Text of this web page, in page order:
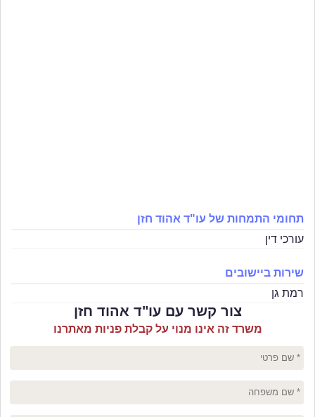
תחומי התמחות של עו"ד אהוד חזן
עורכי דין
שירות ביישובים
רמת גן
צור קשר עם עו"ד אהוד חזן
משרד זה אינו מנוי על קבלת פניות מאתרנו